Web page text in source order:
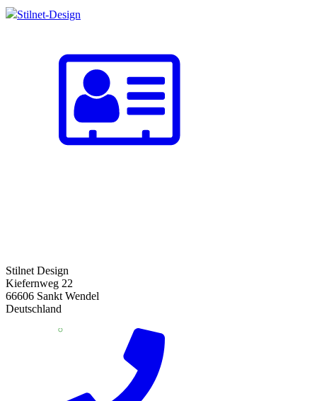
Stilnet-Design
Stilnet Design
Kiefernweg 22
66606 Sankt Wendel
Deutschland